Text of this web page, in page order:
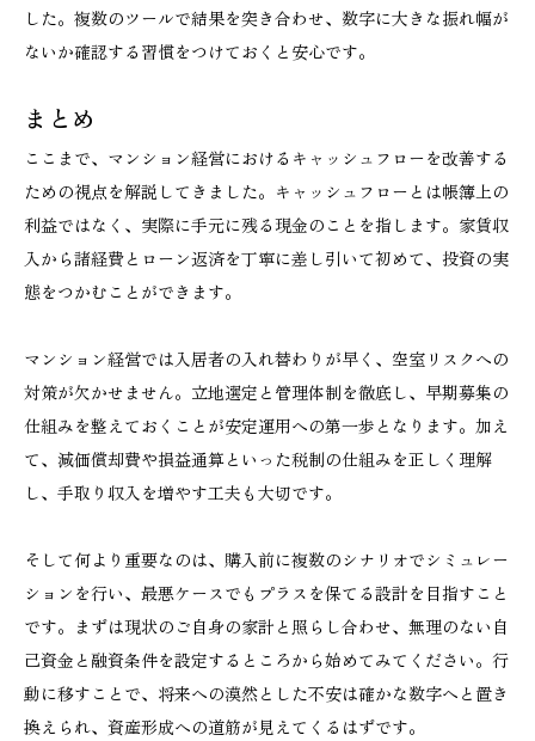
した。複数のツールで結果を突き合わせ、数字に大きな振れ幅が
ないか確認する習慣をつけておくと安心です。
まとめ
ここまで、マンション経営におけるキャッシュフローを改善する
ための視点を解説してきました。キャッシュフローとは帳簿上の
利益ではなく、実際に手元に残る現金のことを指します。家賃収
入から諸経費とローン返済を丁寧に差し引いて初めて、投資の実
態をつかむことができます。
マンション経営では入居者の入れ替わりが早く、空室リスクへの
対策が欠かせません。立地選定と管理体制を徹底し、早期募集の
仕組みを整えておくことが安定運用への第一歩となります。加え
て、減価償却費や損益通算といった税制の仕組みを正しく理解
し、手取り収入を増やす工夫も大切です。
そして何より重要なのは、購入前に複数のシナリオでシミュレー
ションを行い、最悪ケースでもプラスを保てる設計を目指すこと
です。まずは現状のご自身の家計と照らし合わせ、無理のない自
己資金と融資条件を設定するところから始めてみてください。行
動に移すことで、将来への漠然とした不安は確かな数字へと置き
換えられ、資産形成への道筋が見えてくるはずです。